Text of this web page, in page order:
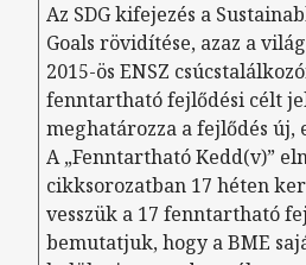
Az SDG kifejezés a
Goals rövidítése, azaz a
2015-ös ENSZ
fenntartható fejlődési célt
meghatározza a fejlődés új,
A „Fenntartható Kedd(v)”
cikksorozatban 17 héten
vesszük a 17 fenntartható
bemutatjuk, hogy a BME